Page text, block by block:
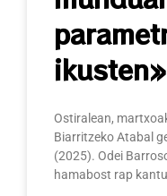
ikusten»
Ostiralean,
Biarritzeko Atabal
(2025). Odei
hamabost rap